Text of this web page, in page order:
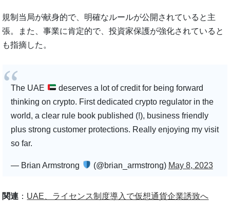
規制当局が献身的で、明確なルールが公開されていると主
張。また、事業に肯定的で、投資家保護が強化されていると
も指摘した。
The UAE
deserves a lot of credit for being forward
thinking on crypto. First dedicated crypto regulator in the
world, a clear rule book published (!), business friendly
plus strong customer protections. Really enjoying my visit
so far.
— Brian Armstrong (@brian_armstrong) May 8, 2023
関連 ： UAE、ライセンス制度導入で仮想通貨企業誘致へ